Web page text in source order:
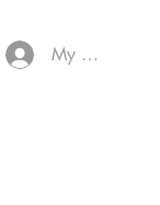
My Account